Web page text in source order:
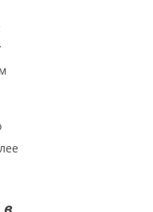
ТУРЦИЮ
СТАМБУЛА
СТАМБУЛА
ФОТО
ОЗЕРО НАР
КАППАДОКИИ
КАППАДОКИИ